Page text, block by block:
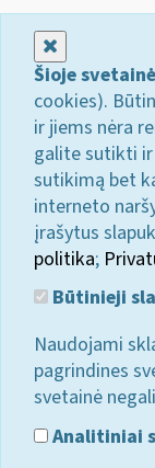
Šioje
cookies).
ir jiems nėra
galite sutikti ir
sutikimą bet
interneto
įrašytus
politika;
Būtinieji
Naudojami
pagrindines
svetainė
Analitiniai